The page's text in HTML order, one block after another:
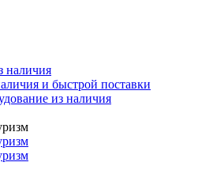
и быстрой поставки